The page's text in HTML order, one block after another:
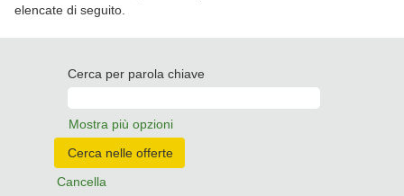
elencate di seguito.
Cerca per parola chiave
Mostra più opzioni
Cancella